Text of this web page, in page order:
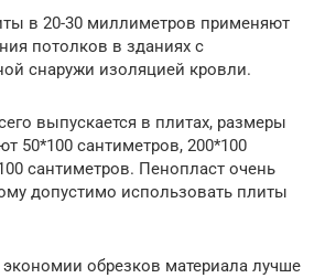
в 20-30 миллиметров применяют
потолков в зданиях с
снаружи изоляцией кровли.
выпускается в плитах, размеры
50*100 сантиметров, 200*100
сантиметров. Пенопласт очень
допустимо использовать плиты
обрезков материала лучше